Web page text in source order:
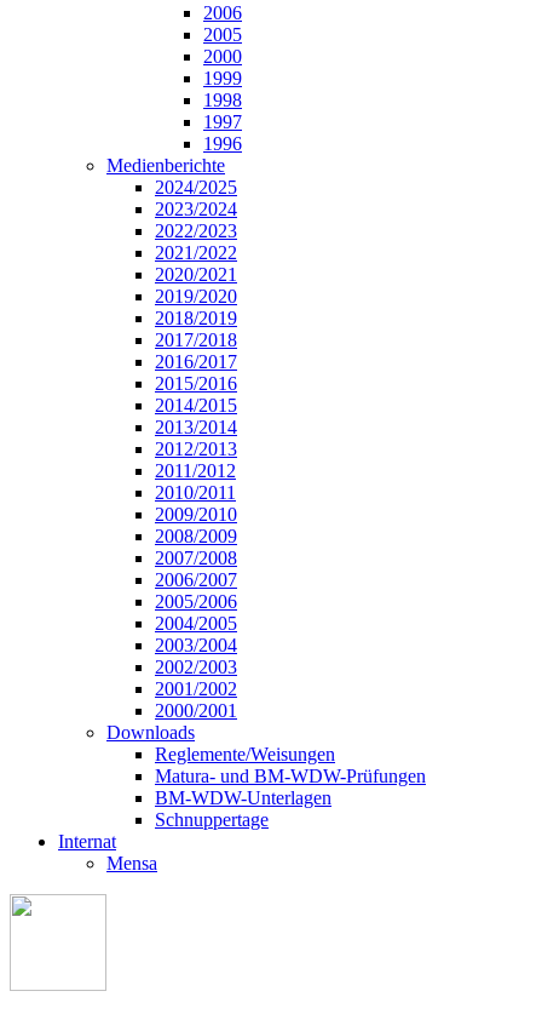
2006
2005
2000
1999
1998
1997
1996
Medienberichte
2024/2025
2023/2024
2022/2023
2021/2022
2020/2021
2019/2020
2018/2019
2017/2018
2016/2017
2015/2016
2014/2015
2013/2014
2012/2013
2011/2012
2010/2011
2009/2010
2008/2009
2007/2008
2006/2007
2005/2006
2004/2005
2003/2004
2002/2003
2001/2002
2000/2001
Downloads
Reglemente/Weisungen
Matura- und BM-WDW-Prüfungen
BM-WDW-Unterlagen
Schnuppertage
Internat
Mensa